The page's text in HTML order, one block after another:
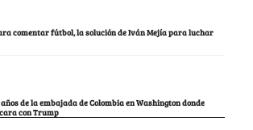
comentar fútbol, la solución de Iván Mejía para luchar
de la embajada de Colombia en Washington donde
con Trump